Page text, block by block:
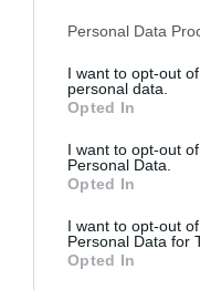
Please note that this
not limited to your visit
grant or deny consent
use your data for
consent section.
Personal Data
I want to opt-out
personal data.
Opted In
I want to opt-out
Personal Data.
Opted In
I want to opt-out
Personal Data for
Opted In
pitiáner
fogalmazott a
bennünket az